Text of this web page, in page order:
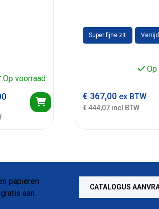
Op voorraad
Super fijne zit
Op
€ 367,00 ex BTW
€ 444,07 incl BTW
CATALOGUS